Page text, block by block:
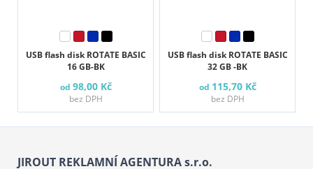
USB flash disk ROTATE BASIC
16 GB-BK
od 98,00 Kč
bez DPH
USB flash disk ROTATE BASIC
32 GB -BK
od 115,70 Kč
bez DPH
JIROUT REKLAMNÍ AGENTURA s.r.o.